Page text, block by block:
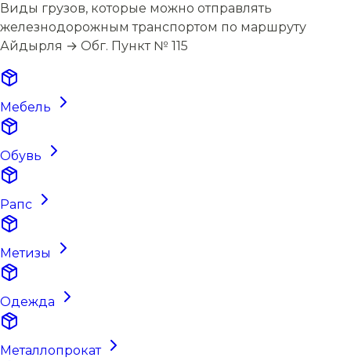
Виды грузов, которые можно отправлять
железнодорожным транспортом по маршруту
Айдырля → Обг. Пункт № 115
Мебель
Обувь
Рапс
Метизы
Одежда
Металлопрокат